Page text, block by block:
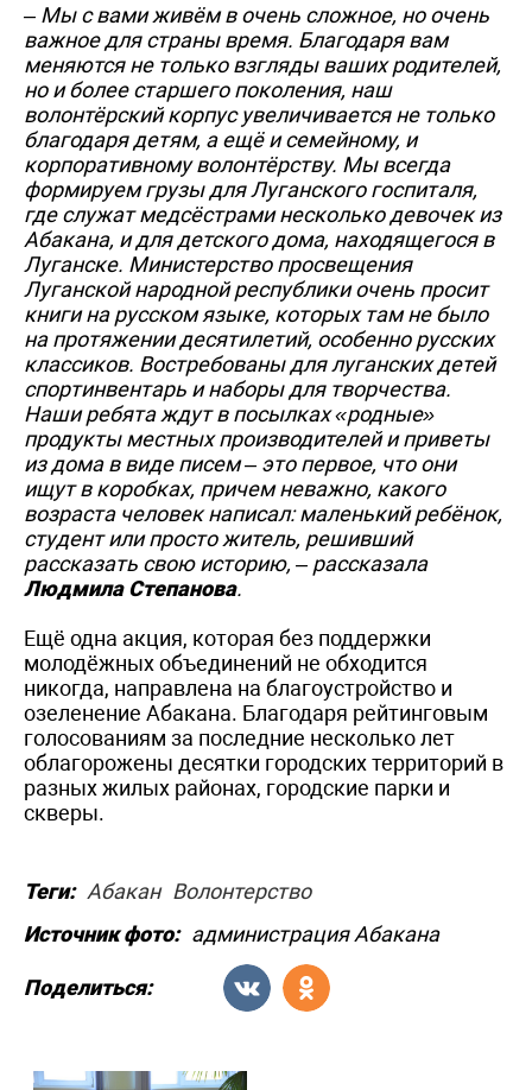
– Мы с вами живём в очень сложное, но очень
важное для страны время. Благодаря вам
меняются не только взгляды ваших родителей,
но и более старшего поколения, наш
волонтёрский корпус увеличивается не только
благодаря детям, а ещё и семейному, и
корпоративному волонтёрству. Мы всегда
формируем грузы для Луганского госпиталя,
где служат медсёстрами несколько девочек из
Абакана, и для детского дома, находящегося в
Луганске. Министерство просвещения
Луганской народной республики очень просит
книги на русском языке, которых там не было
на протяжении десятилетий, особенно русских
классиков. Востребованы для луганских детей
спортинвентарь и наборы для творчества.
Наши ребята ждут в посылках «родные»
продукты местных производителей и приветы
из дома в виде писем – это первое, что они
ищут в коробках, причем неважно, какого
возраста человек написал: маленький ребёнок,
студент или просто житель, решивший
рассказать свою историю, – рассказала
Людмила Степанова.
Ещё одна акция, которая без поддержки
молодёжных объединений не обходится
никогда, направлена на благоустройство и
озеленение Абакана. Благодаря рейтинговым
голосованиям за последние несколько лет
облагорожены десятки городских территорий в
разных жилых районах, городские парки и
скверы.
Теги: Абакан Волонтерство
Источник фото: администрация Абакана
Поделиться: